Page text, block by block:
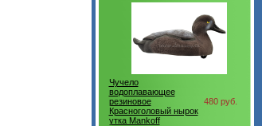
Чучело
водоплавающее
резиновое
Красноголовый нырок
утка Mankoff
480 руб.